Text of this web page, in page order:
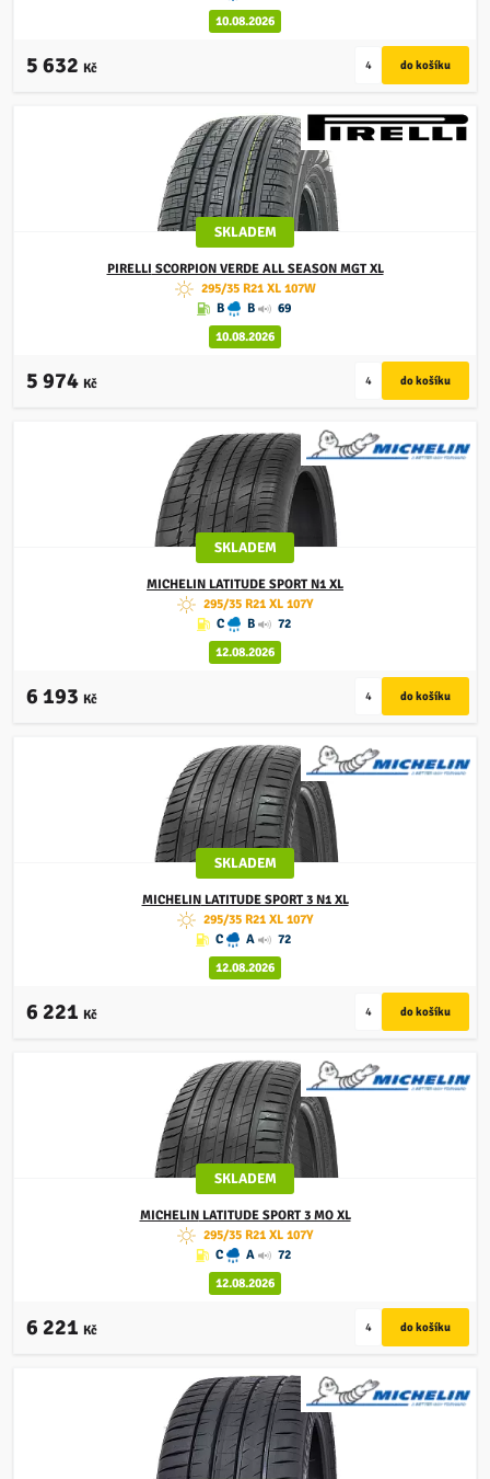
10.08.2026
5 632 Kč
SKLADEM
PIRELLI SCORPION VERDE ALL SEASON MGT XL
295/35 R21 XL 107W
B
B
69
10.08.2026
5 974 Kč
SKLADEM
MICHELIN LATITUDE SPORT N1 XL
295/35 R21 XL 107Y
C
B
72
12.08.2026
6 193 Kč
SKLADEM
MICHELINLATITUDE SPORT 3 N1 XL
295/35 R21 XL 107Y
C
A
72
12.08.2026
6 221 Kč
SKLADEM
MICHELINLATITUDE SPORT 3 MO XL
295/35 R21 XL 107Y
C
A
72
12.08.2026
6 221 Kč